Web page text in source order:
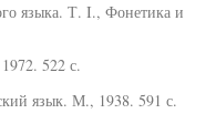
языка. Т. I., Фонетика и
522 с.
язык. М., 1938. 591 с.